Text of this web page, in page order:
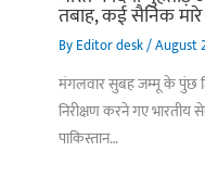
तबाह, कई सैनिक
ByEditor desk/August
मंगलवार सुबह जम्मू के पुंछ
निरीक्षण करने गए भारतीय
पाकिस्तान…